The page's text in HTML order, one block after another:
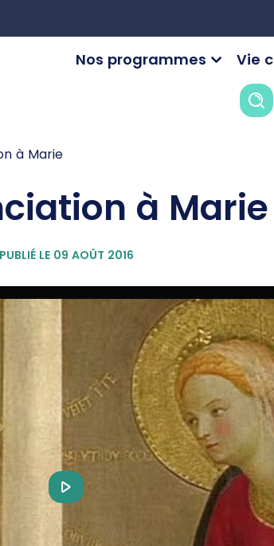
Nos programmes Vie
à Marie
à Marie
PUBLIÉ LE 09 AOÛT 2016